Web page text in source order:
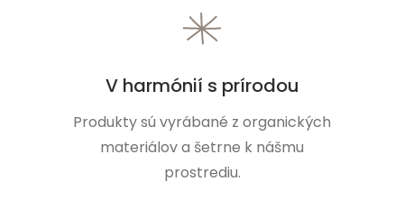
V harmónií s prírodou
Produkty sú vyrábané z organických
materiálov a šetrne k nášmu
prostrediu.